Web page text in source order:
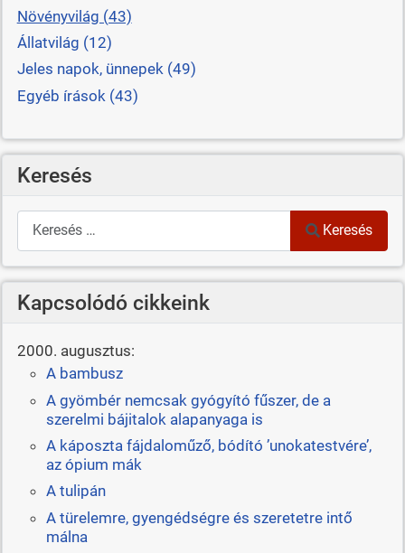
Növényvilág (43)
Állatvilág (12)
Jeles napok, ünnepek (49)
Egyéb írások (43)
Keresés
Keresés
Keresés
Kapcsolódó cikkeink
2000. augusztus:
A bambusz
A gyömbér nemcsak gyógyító fűszer, de a
szerelmi bájitalok alapanyaga is
A káposzta fájdaloműző, bódító ’unokatestvére’,
az ópium mák
A tulipán
A türelemre, gyengédségre és szeretetre intő
málna